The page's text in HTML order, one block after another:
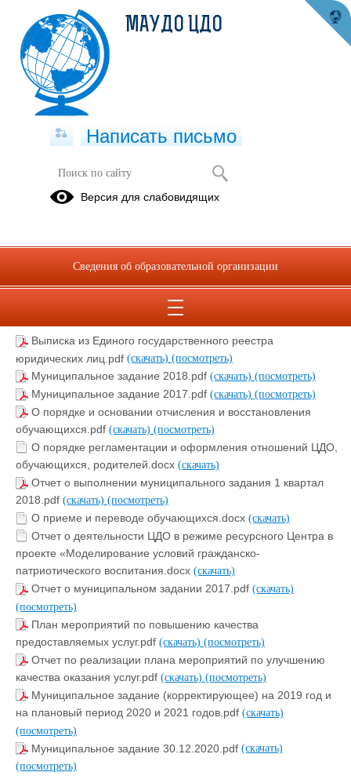
Документация ЦДО
году
Выписка из Единого государственного реестра
юридических лиц.pdf (скачать) (посмотреть)
Муниципальное задание 2018.pdf (скачать) (посмотреть)
Муниципальное задание 2017.pdf (скачать) (посмотреть)
О порядке и основании отчисления и восстановления
обучающихся.pdf (скачать) (посмотреть)
О порядке регламентации и оформления отношений ЦДО,
обучающихся, родителей.docx (скачать)
Отчет о выполнении муниципального задания 1 квартал
2018.pdf (скачать) (посмотреть)
О приеме и переводе обучающихся.docx (скачать)
Отчет о деятельности ЦДО в режиме ресурсного Центра в
проекте «Моделирование условий гражданско-
патриотического воспитания.docx (скачать)
Отчет о муниципальном задании 2017.pdf (скачать)
(посмотреть)
План мероприятий по повышению качества
предоставляемых услуг.pdf (скачать) (посмотреть)
Отчет по реализации плана мероприятий по улучшению
качества оказания услуг.pdf (скачать) (посмотреть)
Муниципальное задание (корректирующее) на 2019 год и
на плановый период 2020 и 2021 годов.pdf (скачать)
(посмотреть)
Муниципальное задание 30.12.2020.pdf (скачать)
(посмотреть)
МАУДО ЦДО
Написать письмо
Версия для слабовидящих
Сведения об образовательной организации